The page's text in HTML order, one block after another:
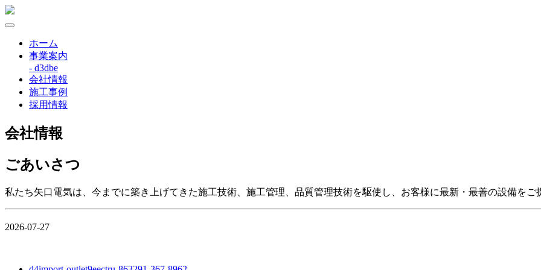
ホーム
事業案内
- d3dbe
会社情報
施工事例
採用情報
会社情報
ごあいさつ
私たち矢口電気は、今までに築き上げてきた施工技術、施工管理、品質管理技術を駆使し、お客様に最新・最善の設備をご
2026-07-27